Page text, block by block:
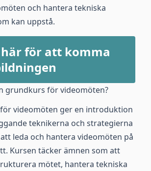
och hantera tekniska
kan uppstå.
för att komma
grundkurs för videomöten?
videomöten ger en introduktion
teknikerna och strategierna
leda och hantera videomöten på
Kursen täcker ämnen som att
mötet, hantera tekniska